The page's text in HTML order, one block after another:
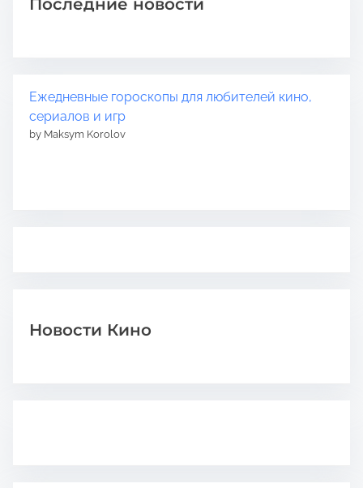
Ежедневные гороскопы для любителей кино,
сериалов и игр
by Maksym Korolov
Новости Кино